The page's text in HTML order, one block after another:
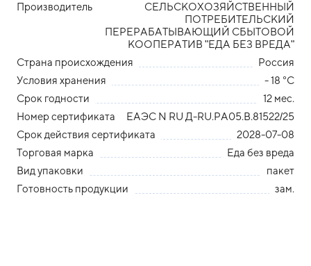
Производитель
СЕЛЬСКОХОЗЯЙСТВЕННЫЙ
ПОТРЕБИТЕЛЬСКИЙ
ПЕРЕРАБАТЫВАЮЩИЙ СБЫТОВОЙ
КООПЕРАТИВ "ЕДА БЕЗ ВРЕДА"
Страна происхождения
Россия
Условия хранения
- 18 °С
Срок годности
12 мес.
Номер сертификата
ЕАЭС N RU Д-RU.РА05.В.81522/25
Срок действия сертификата
2028-07-08
Торговая марка
Еда без вреда
Вид упаковки
пакет
Готовность продукции
зам.